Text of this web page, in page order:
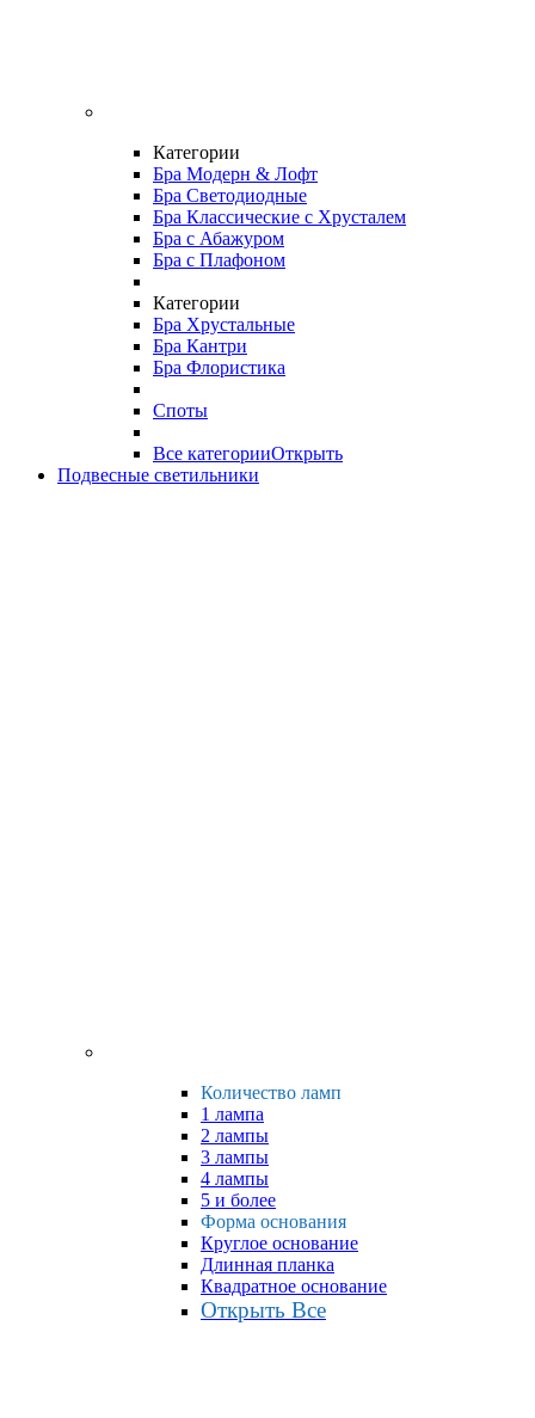
Категории
Бра Модерн & Лофт
Бра Светодиодные
Бра Классические с Хрусталем
Бра с Абажуром
Бра с Плафоном
Категории
Бра Хрустальные
Бра Кантри
Бра Флористика
Споты
Все категорииОткрыть
Подвесные светильники
Количество ламп
1 лампа
2 лампы
3 лампы
4 лампы
5 и более
Форма основания
Круглое основание
Длинная планка
Квадратное основание
Открыть Все